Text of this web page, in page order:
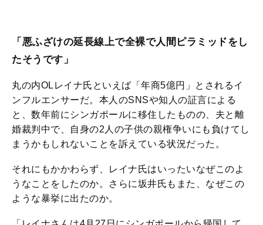
「悪ふざけの延長線上で全裸で人間ピラミッドをし
たそうです」
丸の内OLレイナ氏といえば「年商5億円」とされるイ
ンフルエンサーだ。本人のSNSや知人の証言による
と、数年前にシンガポールに移住したものの、夫と離
婚裁判中で、自身の2人の子供の親権争いにも負けてし
まうかもしれないことを訴えている状況だった。
それにもかかわらず、レイナ氏はいったいなぜこのよ
うなことをしたのか。さらに坂井氏もまた、なぜこの
ような暴挙に出たのか。